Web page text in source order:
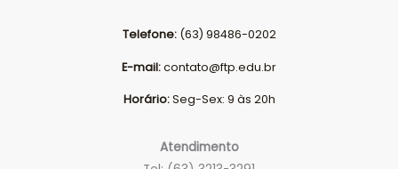
Telefone: (63) 98486-0202
E-mail:contato@ftp.edu.br
Horário:Seg-Sex: 9 às 20h
Atendimento